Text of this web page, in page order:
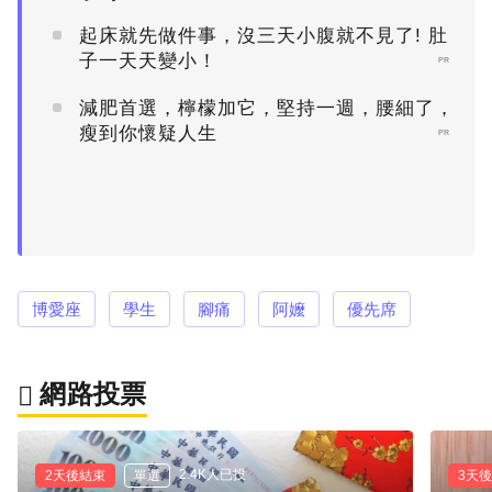
起床就先做件事，沒三天小腹就不見了! 肚
子一天天變小！
PR
減肥首選，檸檬加它，堅持一週，腰細了，
瘦到你懷疑人生
PR
博愛座 學生 腳痛 阿嬤 優先席
網路投票
2天後結束 單選 2.4K人已投 3天